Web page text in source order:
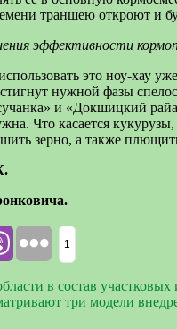
траншею откроют и
эффективности
это ноу-хау
нужной фазы
и «Докшицкий
Что касается
зерно, а также
1
в состав
три модели